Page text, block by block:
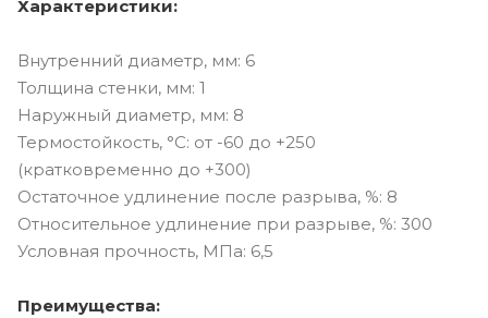
Характеристики:
Внутренний диаметр, мм: 6
Толщина стенки, мм: 1
Наружный диаметр, мм: 8
Термостойкость, °C: от -60 до +250
(кратковременно до +300)
Остаточное удлинение после разрыва, %: 8
Относительное удлинение при разрыве, %: 300
Условная прочность, МПа: 6,5
Преимущества: